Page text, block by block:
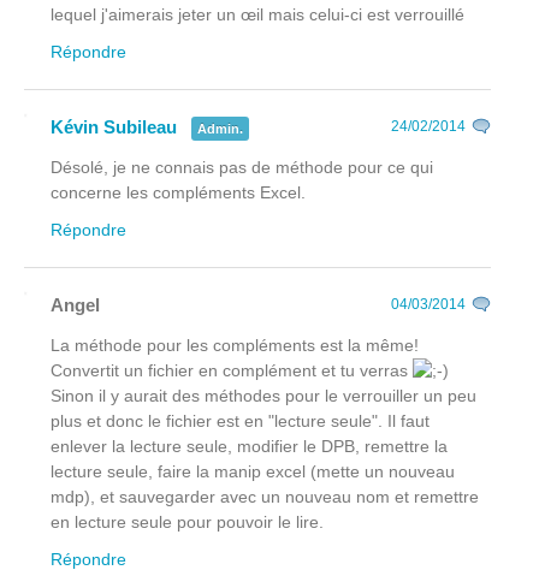
lequel j'aimerais jeter un œil mais celui-ci est verrouillé
Répondre
Kévin Subileau Admin. 24/02/2014
Désolé, je ne connais pas de méthode pour ce qui
concerne les compléments Excel.
Répondre
Angel 04/03/2014
La méthode pour les compléments est la même!
Convertit un fichier en complément et tu verras
Sinon il y aurait des méthodes pour le verrouiller un peu
plus et donc le fichier est en "lecture seule". Il faut
enlever la lecture seule, modifier le DPB, remettre la
lecture seule, faire la manip excel (mette un nouveau
mdp), et sauvegarder avec un nouveau nom et remettre
en lecture seule pour pouvoir le lire.
Répondre